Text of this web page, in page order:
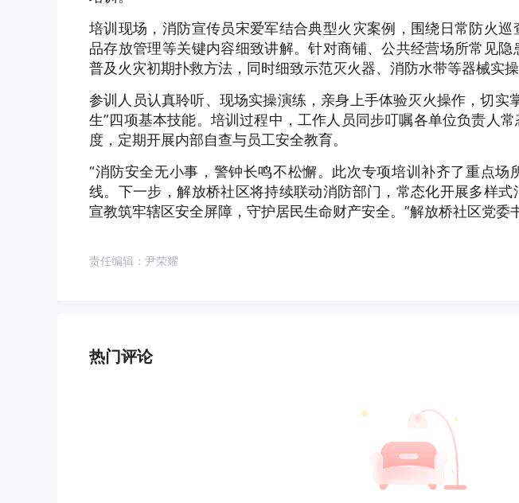
培训现场，消防宣传员宋爱军结合典型火灾案例，围绕日常防火
品存放管理等关键内容细致讲解。针对商铺、公共经营场所常见隐
普及火灾初期扑救方法，同时细致示范灭火器、消防水带等器械实
参训人员认真聆听、现场实操演练，亲身上手体验灭火操作，切实
生”四项基本技能。培训过程中，工作人员同步叮嘱各单位负责人
度，定期开展内部自查与员工安全教育。
“消防安全无小事，警钟长鸣不松懈。此次专项培训补齐了重点场
线。下一步，解放桥社区将持续联动消防部门，常态化开展多样
宣教筑牢辖区安全屏障，守护居民生命财产安全。”解放桥社区党委
责任编辑：尹荣耀
热门评论